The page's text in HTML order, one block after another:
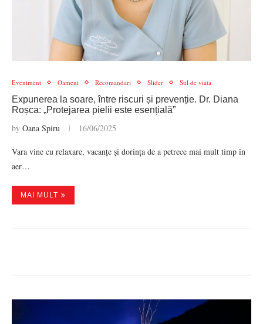
Eveniment Oameni Recomandari Slider Stil de viata
Expunerea la soare, între riscuri și prevenție. Dr. Diana
Roșca: „Protejarea pielii este esențială”
by Oana Spiru 16/06/2025
Vara vine cu relaxare, vacanțe și dorința de a petrece mai mult timp în
aer…
MAI MULT